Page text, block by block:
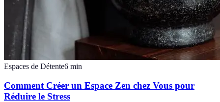
Espaces de Détente6 min
Comment Créer un Espace Zen chez Vous pour
Réduire le Stress